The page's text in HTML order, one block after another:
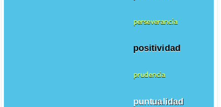
perseverancia
positividad
prudencia
puntualidad